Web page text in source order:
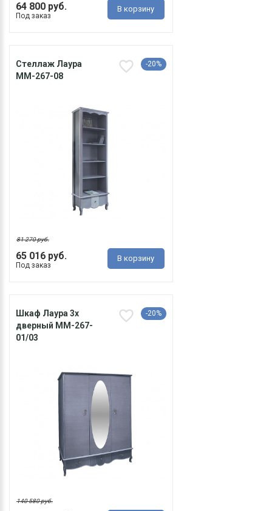
64 800 руб.
Под заказ
В корзину
Стеллаж Лаура
ММ-267-08
-20%
65 016 руб.
81 270 руб.
Под заказ
В корзину
Шкаф Лаура 3х
дверный ММ-267-
01/03
-20%
140 580 руб.